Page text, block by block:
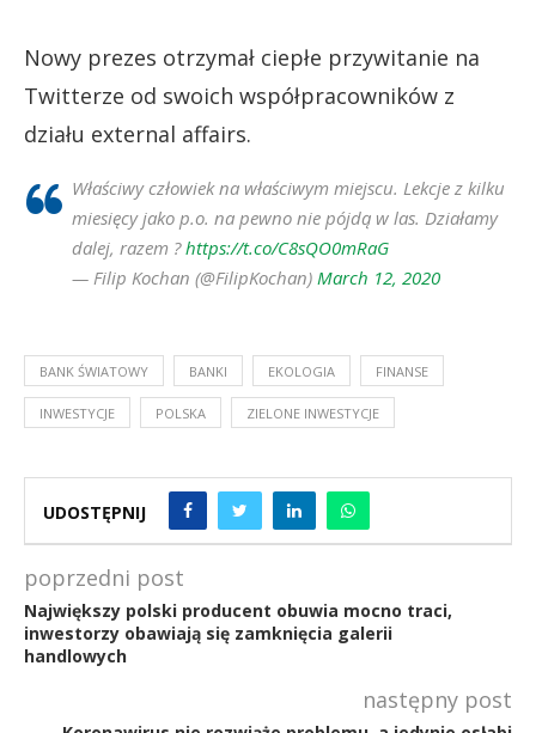
Nowy prezes otrzymał ciepłe przywitanie na
Twitterze od swoich współpracowników z
działu external affairs.
Właściwy człowiek na właściwym miejscu. Lekcje z kilku
miesięcy jako p.o. na pewno nie pójdą w las. Działamy
dalej, razem ?https://t.co/C8sQO0mRaG
— Filip Kochan (@FilipKochan) March 12, 2020
BANK ŚWIATOWY BANKI EKOLOGIA FINANSE
INWESTYCJE POLSKA ZIELONE INWESTYCJE
UDOSTĘPNIJ
poprzedni post
Największy polski producent obuwia mocno traci,
inwestorzy obawiają się zamknięcia galerii
handlowych
następny post